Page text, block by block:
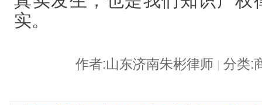
实。
作者:山东济南朱彬律师 分类: